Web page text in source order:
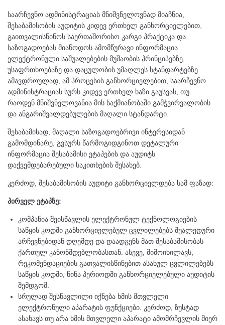
საარჩევნო ადმინისტრაციას მნიშვნელოვნად მიაჩნია,
შესაბამისობის აუდიტის კიდევ ერთხელ განხორციელებით,
გაითვალისწინოს საერთაშორისო კარგი პრაქტიკა და
საზოგადოებას მიაწოდოს ამომწურავი ინფორმაცია
ელექტრონული საშუალებების მუშაობის პრინციპებზე,
უსაფრთხოებაზე და დაცულობის უმაღლეს სტანდარტებზე.
ამავდროულად, ამ პროცესის განხორციელებით, საარჩევნო
ადმინისტრაციას სურს კიდევ ერთხელ ხაზი გაუსვას, თუ
რაოდენ მნიშვნელოვანია მის საქმიანობაში გამჭვირვალობის
და ანგარიშვალდებულების მაღალი სტანდარტი.
შესაბამისად, მაღალი საზოგადოებრივი ინტერესიდან
გამომდინარე, გვსურს წარმოგიდგინოთ დეტალური
ინფორმაცია შესაბამისი ეტაპების და აუდიტს
დაქვემდებარებული საკითხების შესახებ.
კერძოდ, შესაბამისობის აუდიტი განხორციელდება სამ ფაზად:
პირველ ეტაპზე:
კომპანია შეისწავლის ელექტრონულ ტექნოლოგიების
საწყის კოდში განხორციელებულ ცვლილებებს შუალედური
არჩევნებიდან დღემდე და დაადგენს მათ შესაბამისობას
ქართულ კანონმდებლობასთან. ასევე, მიმოიხილავს,
რეკომენდაციების გათვალისწინებით ასახულ ცვლილებებს
საწყის კოდში, წინა პერიოდში განხორციელებული აუდიტის
შემდგომ.
სრულად შესწავლილი იქნება ხმის მთვლელი
ელექტრონული აპარატის ფუნქციები. კერძოდ, ზუსტად
ასახავს თუ არა ხმის მთვლელი აპარატი ამომრჩევლის მიერ